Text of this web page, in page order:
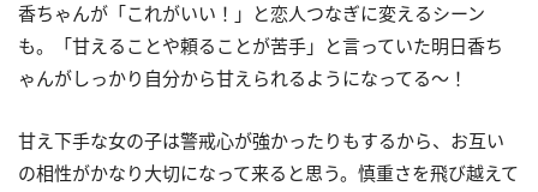
香ちゃんが「これがいい！」と恋人つなぎに変えるシーン
も。「甘えることや頼ることが苦手」と言っていた明日香ち
ゃんがしっかり自分から甘えられるようになってる〜！
甘え下手な女の子は警戒心が強かったりもするから、お互い
の相性がかなり大切になって来ると思う。慎重さを飛び越えて